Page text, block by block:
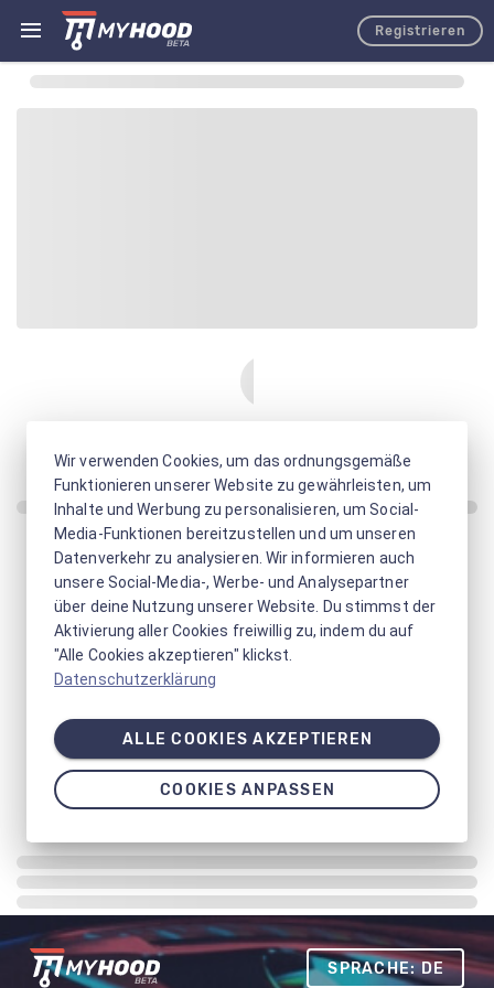
Registrieren
SPRACHE: DE
Wir verwenden Cookies, um das ordnungsgemäße
Funktionieren unserer Website zu gewährleisten, um
Inhalte und Werbung zu personalisieren, um Social-
Media-Funktionen bereitzustellen und um unseren
Datenverkehr zu analysieren. Wir informieren auch
unsere Social-Media-, Werbe- und Analysepartner
über deine Nutzung unserer Website. Du stimmst der
Aktivierung aller Cookies freiwillig zu, indem du auf
"Alle Cookies akzeptieren" klickst.
Datenschutzerklärung
ALLE COOKIES AKZEPTIEREN
COOKIES ANPASSEN